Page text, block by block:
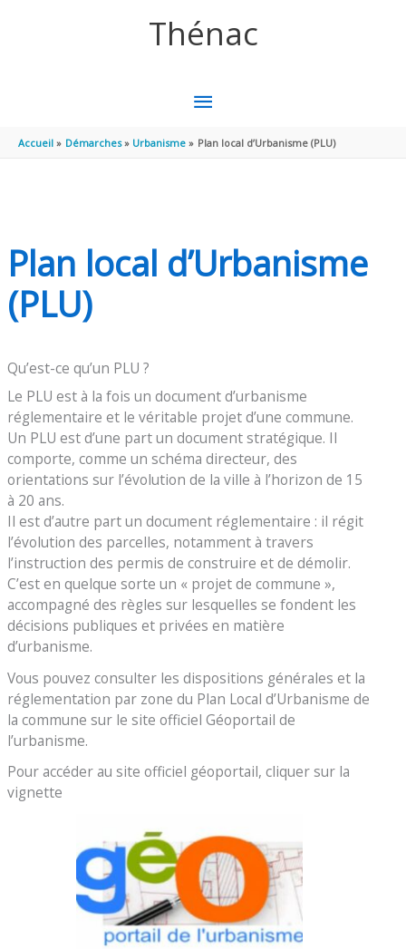
Thénac
MENU
PRINCIPAL
Accueil Démarches Urbanisme Plan local d’Urbanisme (PLU)
Plan local d’Urbanisme
(PLU)
Qu’est-ce qu’un PLU ?
Le PLU est à la fois un document d’urbanisme
réglementaire et le véritable projet d’une commune.
Un PLU est d’une part un document stratégique. Il
comporte, comme un schéma directeur, des
orientations sur l’évolution de la ville à l’horizon de 15
à 20 ans.
Il est d’autre part un document réglementaire : il régit
l’évolution des parcelles, notamment à travers
l’instruction des permis de construire et de démolir.
C’est en quelque sorte un « projet de commune »,
accompagné des règles sur lesquelles se fondent les
décisions publiques et privées en matière
d’urbanisme.
Vous pouvez consulter les dispositions générales et la
réglementation par zone du Plan Local d’Urbanisme de
la commune sur le site officiel Géoportail de
l’urbanisme.
Pour accéderau site officiel géoportail, cliquer sur la
vignette